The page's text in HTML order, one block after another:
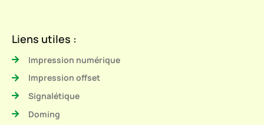
Liens utiles :
Impression numérique
Impression offset
Signalétique
Doming